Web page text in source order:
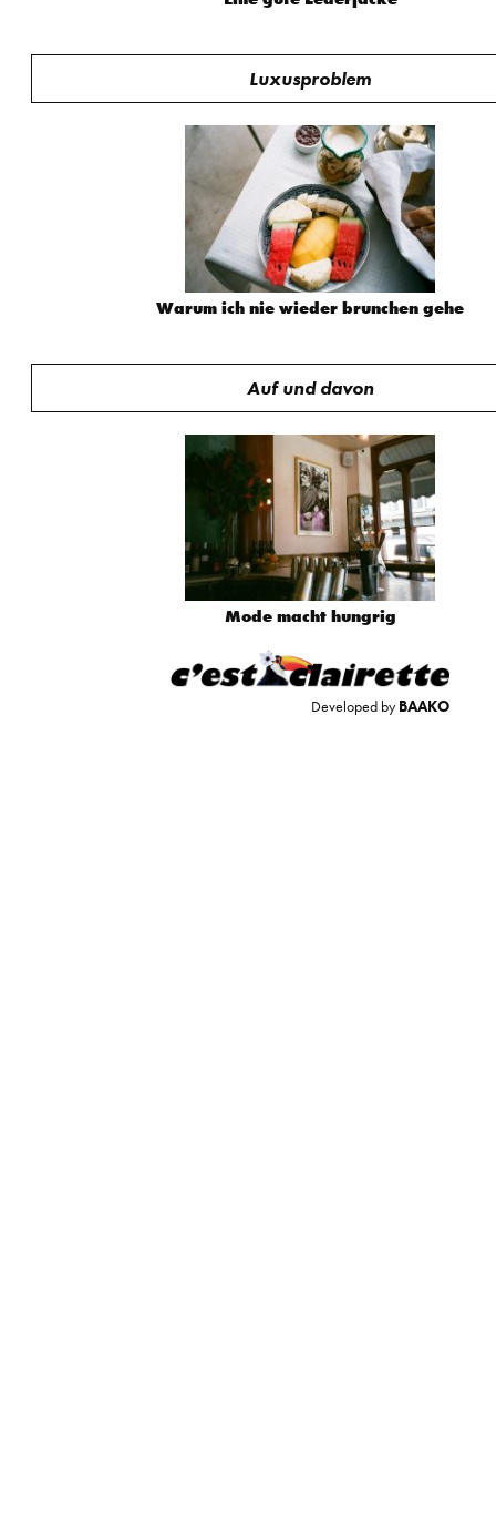
Luxusproblem
Warum ich nie wieder brunchen gehe
Auf und davon
Mode macht hungrig
Developed byBAAKO